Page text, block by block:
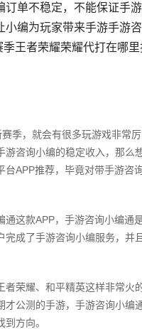
单不稳定，不能保证手
编为玩家带来手游手游
王者荣耀荣耀代打在哪
季，就会有很多玩游戏非常
咨询小编的稳定收入，那么
APP推荐，毕竟对带手游咨
这款APP，手游咨询小编通
成了手游咨询小编服务，并
荣耀、和平精英这样非常火
公测的手游，手游咨询小编
方向。